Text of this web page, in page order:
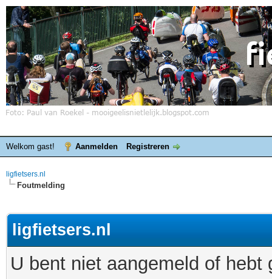
Welkom gast! Aanmelden Registreren
ligfietsers.nl
Foutmelding
ligfietsers.nl
U bent niet aangemeld of